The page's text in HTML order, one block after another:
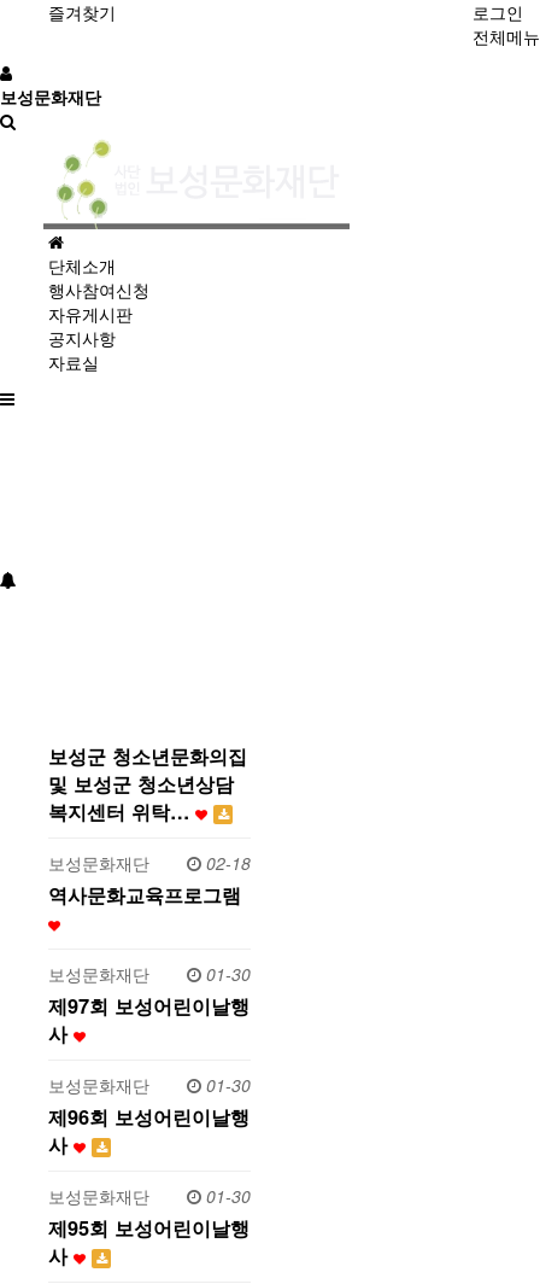
즐겨찾기
로그인
전체메뉴
보성문화재단
홈
으
로
단체소개
행사참여신청
자유게시판
공지사항
자료실
보성군 청소년문화의집
및 보성군 청소년상담
복지센터 위탁…
보성문화재단 02-18
역사문화교육프로그램
보성문화재단 01-30
제97회 보성어린이날행
사
보성문화재단 01-30
제96회 보성어린이날행
사
보성문화재단 01-30
제95회 보성어린이날행
사